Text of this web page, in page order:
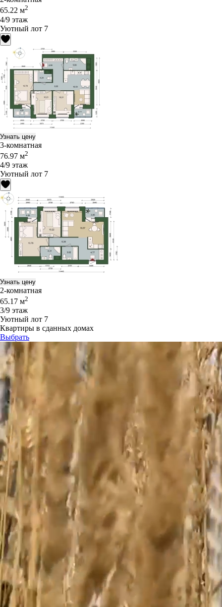
65.22 м2
4/9 этаж
Уютный лот 7
Узнать цену
3-комнатная
76.97 м2
4/9 этаж
Уютный лот 7
Узнать цену
2-комнатная
65.17 м2
3/9 этаж
Уютный лот 7
Квартиры в сданных домах
Выбрать